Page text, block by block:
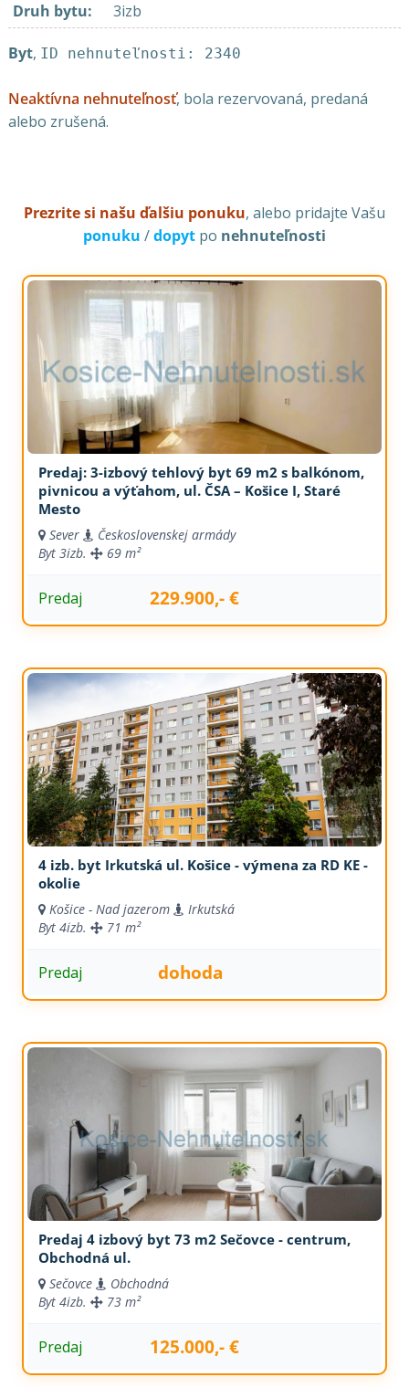
Druh bytu: 3izb
Byt, ID nehnuteľnosti: 2340
Neaktívna nehnuteľnosť, bola rezervovaná, predaná
alebo zrušená.
Prezrite si našu ďalšiu ponuku, alebo pridajte Vašu
ponuku /dopyt po nehnuteľnosti
Predaj: 3-izbový tehlový byt 69 m2 s balkónom,
pivnicou a výťahom, ul. ČSA – Košice I, Staré
Mesto
Sever
Československej armády
Byt 3izb. 69 m²
Predaj 229.900,- €
4 izb. byt Irkutská ul. Košice - výmena za RD KE -
okolie
Košice - Nad jazerom
Irkutská
Byt 4izb. 71 m²
Predaj dohoda
Predaj 4 izbový byt 73 m2 Sečovce - centrum,
Obchodná ul.
Sečovce
Obchodná
Byt 4izb. 73 m²
Predaj 125.000,- €